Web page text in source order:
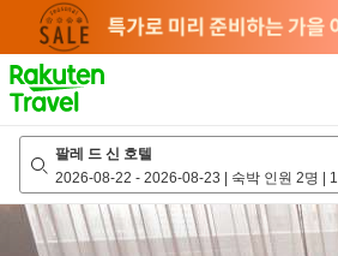
page
팔레 드 신 호텔
2026-08-22 - 2026-08-23 | 숙박 인원 2명 |